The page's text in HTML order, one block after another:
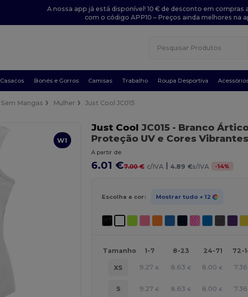
A nossa app já está disponível! 10 € de desconto em compras
com o código APP10 – Preços ainda melhores na
Casacos Bonés e Gorros Camisas Trabalho Roupa Desportiva
Sem Mangas Mulher Just Cool JC015
W1
Just Cool JC015 - Branco
Proteção UV e Cores Vibrantes
A partir de
6.01 €7.00 € c/IVA | 4.89 €s/IVA -14%
Escolha a cor: Mostrar tudo + 12
Tamanho 1-7 8-23 24-71 72-
XS 9.27 € 8.63 € 8.00 € 7.36
S 9.27 € 8.63 € 8.00 € 7.36